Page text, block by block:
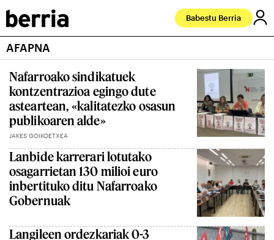
Babestu Berria
AFAPNA
Nafarroako sindikatuek
kontzentrazioa egingo dute
asteartean, «kalitatezko osasun
publikoaren alde»
JAKES GOIKOETXEA
Lanbide karrerari lotutako
osagarrietan 130 milioi euro
inbertituko ditu Nafarroako
Gobernuak
Langileen ordezkariak 0-3